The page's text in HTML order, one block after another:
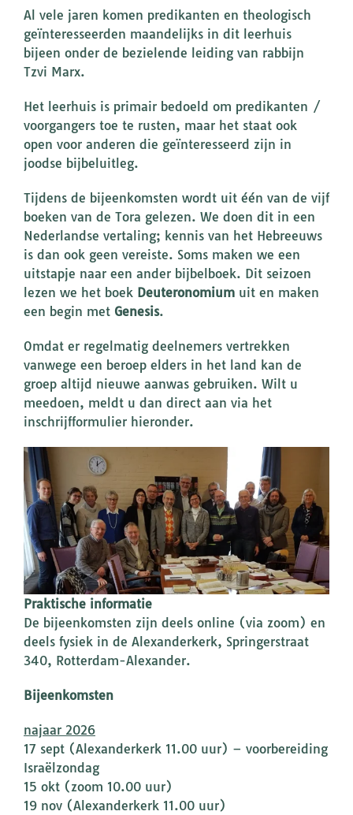
Al vele jaren komen predikanten en theologisch
geïnteresseerden maandelijks in dit leerhuis
bijeen onder de bezielende leiding van rabbijn
Tzvi Marx.
Het leerhuis is primair bedoeld om predikanten /
voorgangers toe te rusten, maar het staat ook
open voor anderen die geïnteresseerd zijn in
joodse bijbeluitleg.
Tijdens de bijeenkomsten wordt uit één van de vijf
boeken van de Tora gelezen. We doen dit in een
Nederlandse vertaling; kennis van het Hebreeuws
is dan ook geen vereiste. Soms maken we een
uitstapje naar een ander bijbelboek. Dit seizoen
lezen we het boek Deuteronomium uit en maken
een begin met Genesis.
Omdat er regelmatig deelnemers vertrekken
vanwege een beroep elders in het land kan de
groep altijd nieuwe aanwas gebruiken. Wilt u
meedoen, meldt u dan direct aan via het
inschrijfformulier hieronder.
Praktische informatie
De bijeenkomsten zijn deels online (via zoom) en
deels fysiek in de Alexanderkerk, Springerstraat
340, Rotterdam-Alexander.
Bijeenkomsten
najaar 2026
17 sept (Alexanderkerk 11.00 uur) – voorbereiding
Israëlzondag
15 okt (zoom 10.00 uur)
19 nov (Alexanderkerk 11.00 uur)